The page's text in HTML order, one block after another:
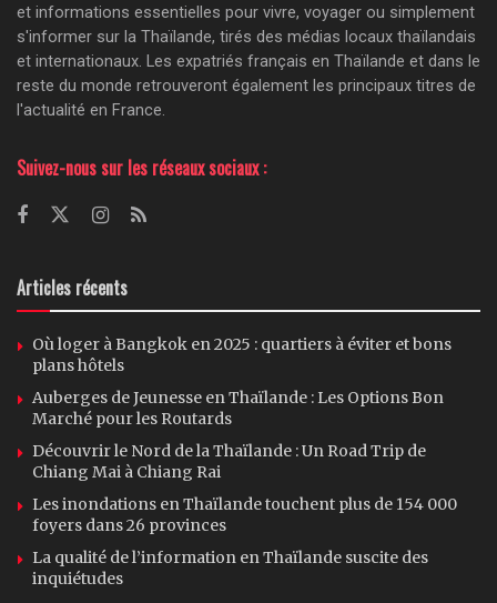
et informations essentielles pour vivre, voyager ou simplement
s'informer sur la Thaïlande, tirés des médias locaux thaïlandais
et internationaux. Les expatriés français en Thaïlande et dans le
reste du monde retrouveront également les principaux titres de
l'actualité en France.
Suivez-nous sur les réseaux sociaux :
Articles récents
Où loger à Bangkok en 2025 : quartiers à éviter et bons
plans hôtels
Auberges de Jeunesse en Thaïlande : Les Options Bon
Marché pour les Routards
Découvrir le Nord de la Thaïlande : Un Road Trip de
Chiang Mai à Chiang Rai
Les inondations en Thaïlande touchent plus de 154 000
foyers dans 26 provinces
La qualité de l’information en Thaïlande suscite des
inquiétudes